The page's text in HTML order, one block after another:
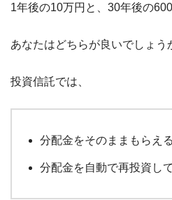
1年後の10万円と、30年後の600
あなたはどちらが良いでしょう
投資信託では、
分配金をそのままもらえる
分配金を自動で再投資し